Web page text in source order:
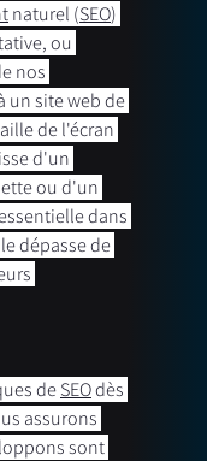
naturel (SEO)
ou
nos
un site web de
de l'écran
d'un
ou d'un
dans
dépasse de
de SEO dès
assurons
sont